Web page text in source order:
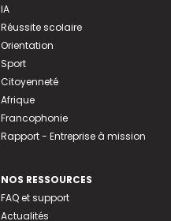
IA
Réussite scolaire
Orientation
Sport
Citoyenneté
Afrique
Francophonie
Rapport - Entreprise à mission
NOS RESSOURCES
FAQ et support
Actualités